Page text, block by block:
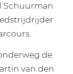
Schuurman
de
van den